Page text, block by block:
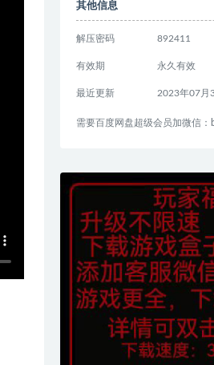
其他信息
解压密码 892411
有效期 永久有效
最近更新 2023年07月
需要百度网盘超级会员加微信